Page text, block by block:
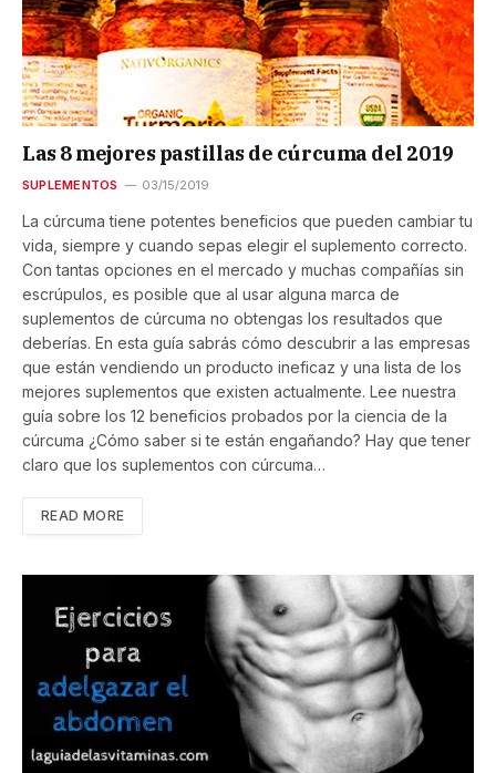
Las 8 mejores pastillas de cúrcuma del 2019
SUPLEMENTOS 03/15/2019
La cúrcuma tiene potentes beneficios que pueden cambiar tu
vida, siempre y cuando sepas elegir el suplemento correcto.
Con tantas opciones en el mercado y muchas compañías sin
escrúpulos, es posible que al usar alguna marca de
suplementos de cúrcuma no obtengas los resultados que
deberías. En esta guía sabrás cómo descubrir a las empresas
que están vendiendo un producto ineficaz y una lista de los
mejores suplementos que existen actualmente. Lee nuestra
guía sobre los 12 beneficios probados por la ciencia de la
cúrcuma ¿Cómo saber si te están engañando? Hay que tener
claro que los suplementos con cúrcuma…
READ MORE